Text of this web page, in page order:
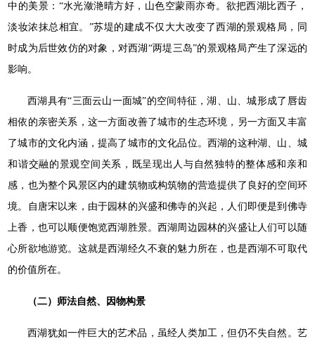
中的美景：“水光潋滟晴方好，山色空蒙雨亦奇。欲把西湖比西子，
淡妆浓抹总相宜。”苏堤的建成不仅大大改变了西湖的景观格局，同
时成为后世效仿的对象，对西湖“两堤三岛”的景观格局产生了深远的
影响。
西湖具有“三面云山一面城”的空间特征，湖、山、城形成了唇齿
相依的亲密关系，这一方面改善了城市的生态环境，另一方面又丰富
了城市的文化内涵，提高了城市的文化品位。西湖的这种湖、山、城
和谐交融的景观空间关系，既呈现出人与自然独特的整体感和亲和
感，也为整个风景区内的建筑物或构筑物的营造提供了良好的空间环
境。自唐宋以来，由于园林的兴盛和佛寺的兴起，人们即便是到佛寺
上香，也可以顺便饱览西湖胜景。西湖周边园林的兴盛让人们可以随
心所欲地游览。这就是西湖经久不衰的魅力所在，也是西湖不可取代
的价值所在。
（二）师法自然、因物构景
西湖犹如一件巨大的艺术品，虽经人类加工，但仍不失自然。艺